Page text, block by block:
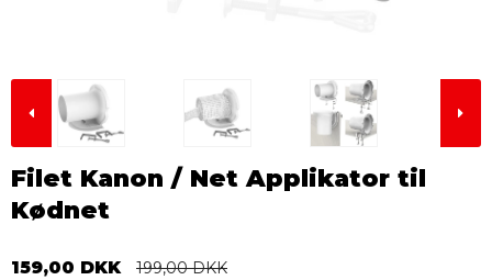
Filet Kanon / Net Applikator til
Kødnet
159,00 DKK 199,00 DKK